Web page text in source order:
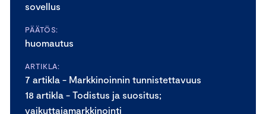
sovellus
PÄÄTÖS:
huomautus
ARTIKLA:
7 artikla - Markkinoinnin tunnistettavuus
18 artikla - Todistus ja suositus;
vaikuttajamarkkinointi